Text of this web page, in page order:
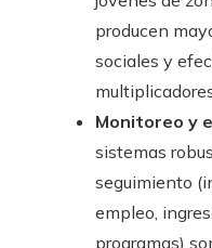
producen
sociales y
Monitoreo y
sistemas
seguimiento
empleo,
programas)